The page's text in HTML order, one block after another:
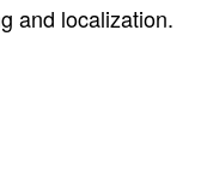
and localization.